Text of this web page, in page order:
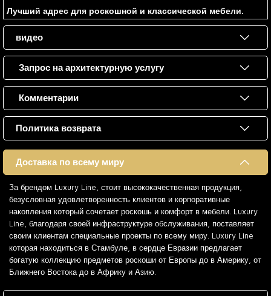
Лучший адрес для роскошной и классической мебели.
видео
Запрос на архитектурную услугу
Комментарии
Политика возврата
Доставка по всему миру
За брендом Luxury Line, стоит высококачественная продукция,
безусловная удовлетворенность клиентов и корпоративные
накопления который сочетает роскошь и комфорт в мебели. Luxury
Line, благодаря своей инфраструктуре обслуживания, поставляет
своим клиентам специальные проекты по всему миру. Luxury Line
которая находиться в Стамбуле, в сердце Евразии предлагает
богатую коллекцию предметов роскоши от Европы до в Америку, от
Ближнего Востока до в Африку и Азию.